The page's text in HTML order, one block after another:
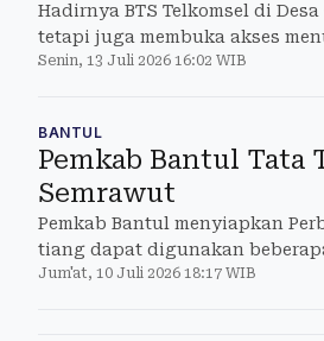
Hadirnya BTS Telkomsel di
tetapi juga membuka akses
Senin, 13 Juli 2026 16:02 WIB
BANTUL
Pemkab Bantul Tata
Semrawut
Pemkab Bantul menyiapkan
tiang dapat digunakan
jaringan.
Jum'at, 10 Juli 2026 18:17 WIB